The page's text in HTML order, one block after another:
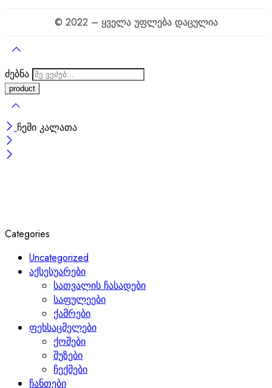
© 2022 – ყველა უფლება დაცულია
ძებნა
ჩემი კალათა
Categories
Uncategorized
აქსესუარები
სათვალის ჩასადები
საფულეები
ქამრები
ფეხსაცმელები
ქოშები
შუზები
ჩექმები
ჩანთები